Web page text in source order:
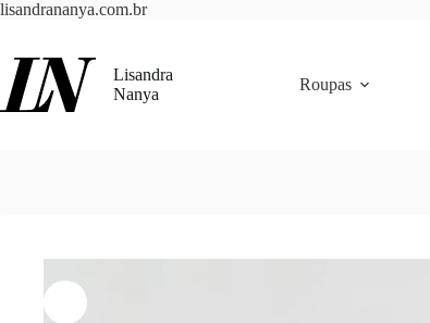
lisandrananya.com.brPular
conteúdo
Lisandra
Nanya
Roupas